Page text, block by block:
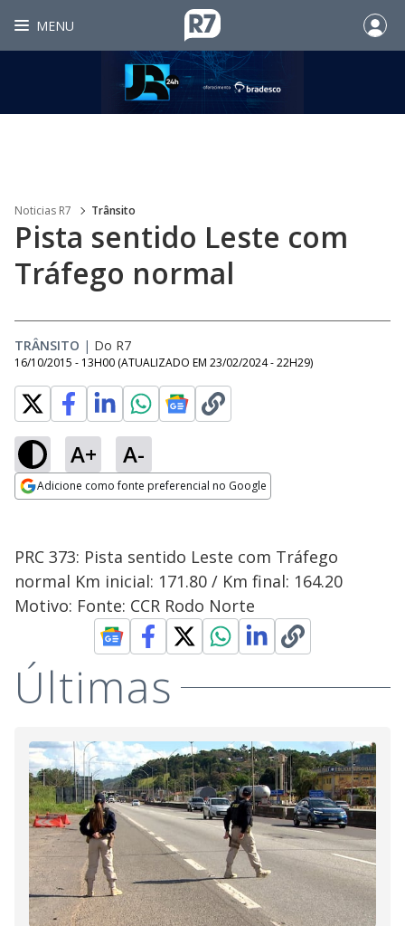
MENU
Noticias R7 Trânsito
Pista sentido Leste com
Tráfego normal
TRÂNSITO | Do R7
16/10/2015 - 13H00 (ATUALIZADO EM 23/02/2024 - 22H29)
A+ A-
Adicione como fonte preferencial no Google
PRC 373: Pista sentido Leste com Tráfego
normal Km inicial: 171.80 / Km final: 164.20
Motivo: Fonte: CCR Rodo Norte
Últimas